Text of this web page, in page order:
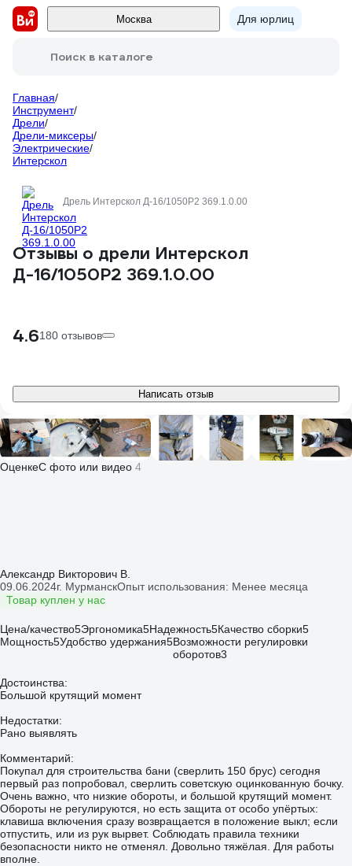
Москва Для юрлиц
Поиск в каталоге
Главная/
Инструмент/
Дрели/
Дрели-миксеры/
Электрические/
Интерскол
Дрель Интерскол Д-16/1050Р2 369.1.0.00
Отзывы о дрели Интерскол
Д-16/1050Р2 369.1.0.00
4.6180 отзывов
Написать отзыв
ОценкеС фото или видео 4
Александр Викторович В.
09.06.2024г. МурманскОпыт использования: Менее месяца
Товар куплен у нас
Цена/качество5Эргономика5Надежность5Качество сборки5
Мощность5Удобство удержания5Возможности регулировки
оборотов3
Достоинства:
Большой крутящий момент
Недостатки:
Рано выявлять
Комментарий:
Покупал для строительства бани (сверлить 150 брус) сегодня
первый раз попробовал, сверлить советскую оцинкованную бочку.
Очень важно, что низкие обороты, и большой крутящий момент.
Обороты не регулируются, но есть защита от особо упëртых:
клавиша включения сразу возвращается в положение выкл; если
отпустить, или из рук вырвет. Соблюдать правила техники
безопасности никто не отменял. Довольно тяжëлая. Для работы
вполне.